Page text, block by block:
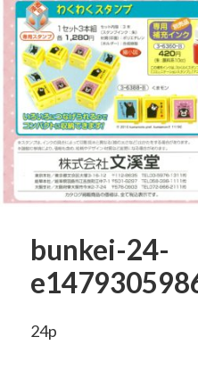
bunkei-24-
24p